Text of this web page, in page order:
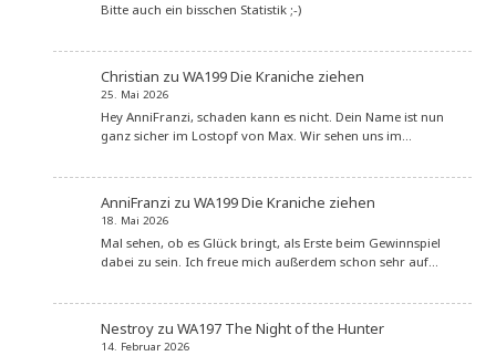
Bitte auch ein bisschen Statistik ;-)
Christian zu WA199 Die Kraniche ziehen
25. Mai 2026
Hey AnniFranzi, schaden kann es nicht. Dein Name ist nun
ganz sicher im Lostopf von Max. Wir sehen uns im…
AnniFranzi zu WA199 Die Kraniche ziehen
18. Mai 2026
Mal sehen, ob es Glück bringt, als Erste beim Gewinnspiel
dabei zu sein. Ich freue mich außerdem schon sehr auf…
Nestroyzu WA197 The Night of the Hunter
14. Februar 2026